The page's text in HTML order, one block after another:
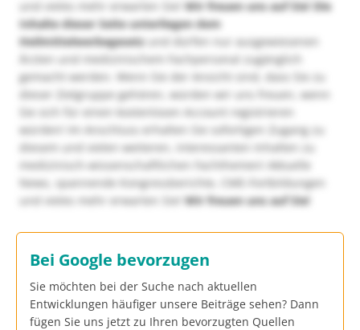
und vieles mehr erwarten Sie!Wir freuen uns auf Sie! Die
Inhalte dieser Seite unterliegen dem
Heilmittelwerbegesetzund dürfen nur ausgewiesenen
Ärzten und medizinischem Fachpersonal zugänglich
gemacht werden. Wenn Sie der Ansicht sind, dass Sie zu
dieser Zielgruppe gehören, würden wir uns freuen, wenn
Sie sich für einen kostenlosen Account registrieren
würden! Im Anschluss erhalten Sie sofortigen Zugang zu
diesem und vielen weiteren, interessanten Inhalten zu
medizinisch-wissenschaftlichen Fachthemen! Aktuelle
News, spannende Kongressberichte, CME-Fortbildungen
und vieles mehr erwarten Sie!Wir freuen uns auf Sie!
Bei Google bevorzugen
Sie möchten bei der Suche nach aktuellen
Entwicklungen häufiger unsere Beiträge sehen? Dann
fügen Sie uns jetzt zu Ihren bevorzugten Quellen